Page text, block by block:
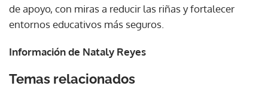
de apoyo, con miras a reducir las riñas y fortalecer
entornos educativos más seguros.
Información de Nataly Reyes
Temas relacionados